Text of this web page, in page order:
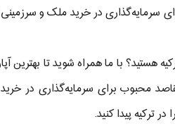
سرمایه‌گذاری در خرید ملک و سرزمینی
هستید؟ با ما همراه شوید تا بهترین
محبوب برای سرمایه‌گذاری در
ترکیه پیدا کنید.